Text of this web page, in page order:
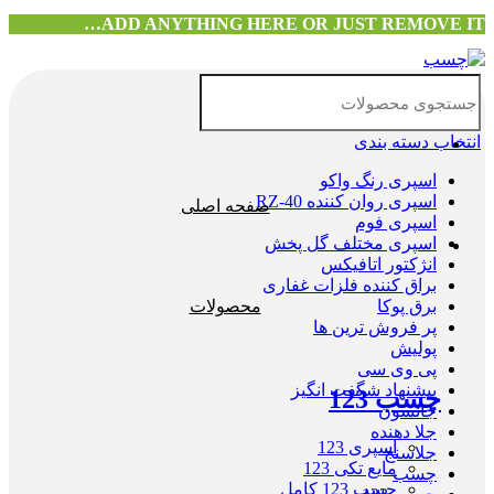
ADD ANYTHING HERE OR JUST REMOVE IT…
انتخاب دسته بندی
اسپری رنگ واکو
اسپری روان کننده RZ-40
اسپری فوم
اسپری مختلف گل پخش
انژکتور اتافیکس
براق کننده فلزات غفاری
برق پوکا
پر فروش ترین ها
پولیش
پی وی سی
پیشنهاد شگفت انگیز
جانسون
جلا دهنده
جلاسنج
چسب
صفحه اصلی
محصولات
چسب 123
اسپری 123
مایع تکی 123
چسب 123 کامل